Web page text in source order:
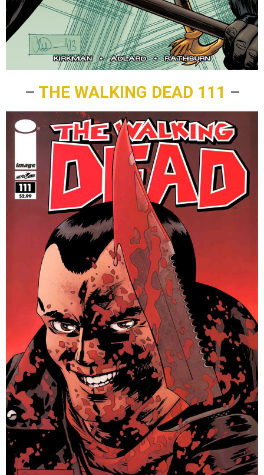
– THE WALKING DEAD 111 –